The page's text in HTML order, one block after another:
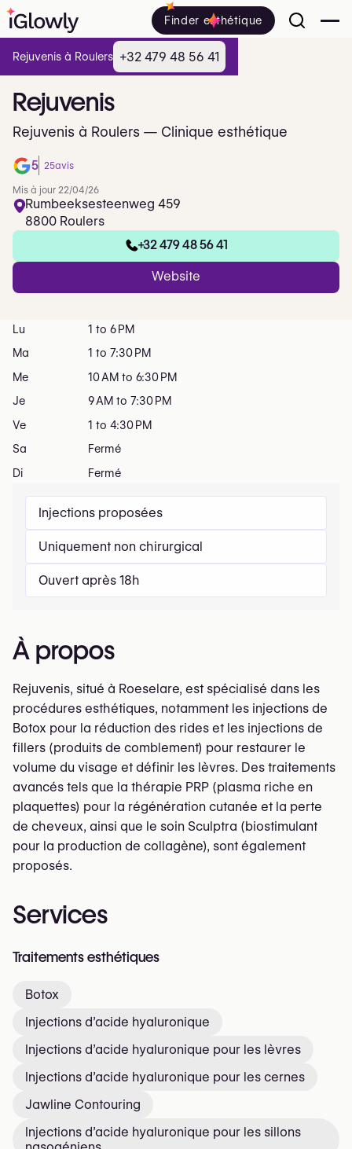
Finder esthétique
Rejuvenis
Rejuvenis à Roulers — Clinique esthétique
5 25avis
Mis à jour 22/04/26
Rumbeeksesteenweg 459
8800 Roulers
+32 479 48 56 41
Website
Injections proposées
Uniquement non chirurgical
Ouvert après 18h
À propos
Rejuvenis, situé à Roeselare, est spécialisé dans les
procédures esthétiques, notamment les injections de
Botox pour la réduction des rides et les injections de
fillers (produits de comblement) pour restaurer le
volume du visage et définir les lèvres. Des traitements
avancés tels que la thérapie PRP (plasma riche en
plaquettes) pour la régénération cutanée et la perte
de cheveux, ainsi que le soin Sculptra (biostimulant
pour la production de collagène), sont également
proposés.
Services
Traitements esthétiques
Botox
Injections d’acide hyaluronique
Injections d’acide hyaluronique pour les lèvres
Injections d’acide hyaluronique pour les cernes
Jawline Contouring
Injections d’acide hyaluronique pour les sillons
Lu
1 to 6 PM
Ma
1 to 7:30 PM
Me
10 AM to 6:30 PM
Je
9 AM to 7:30 PM
Ve
1 to 4:30 PM
Sa
Fermé
Di
Fermé
Rejuvenis à Roulers +32 479 48 56 41